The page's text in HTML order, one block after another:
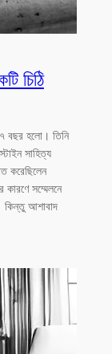
চিঠি
বছর হলো। তিনি
সাহিত্য
করেছিলেন
সম্মেলনে
কিন্তু আশাবাদ